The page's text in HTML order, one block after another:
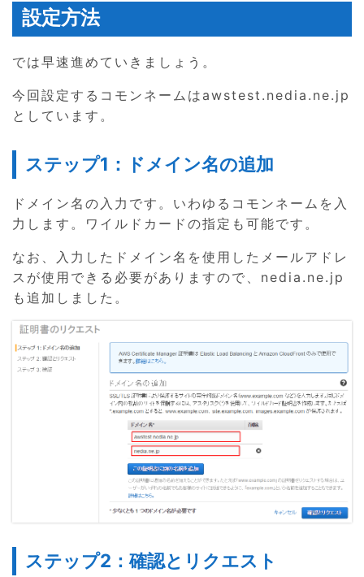
設定方法
では早速進めていきましょう。
今回設定するコモンネームはawstest.nedia.ne.jp
としています。
ステップ1：ドメイン名の追加
ドメイン名の入力です。いわゆるコモンネームを入
力します。ワイルドカードの指定も可能です。
なお、入力したドメイン名を使用したメールアドレ
スが使用できる必要がありますので、nedia.ne.jp
も追加しました。
ステップ2：確認とリクエスト